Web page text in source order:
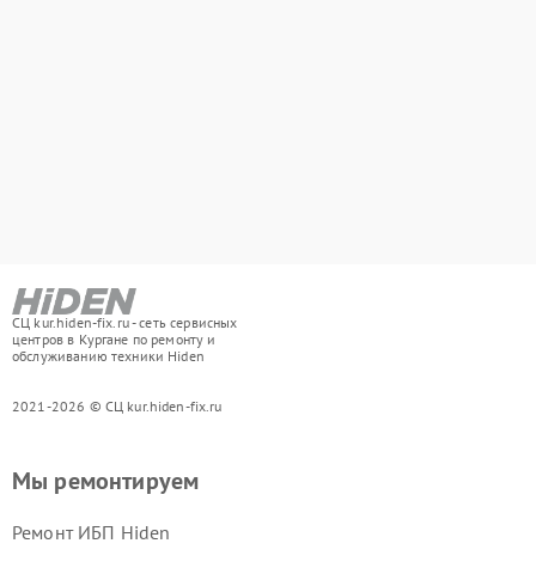
СЦ kur.hiden-fix.ru - сеть сервисных
центров в Кургане по ремонту и
обслуживанию техники Hiden
2021-2026 © СЦ kur.hiden-fix.ru
Мы ремонтируем
Ремонт ИБП Hiden